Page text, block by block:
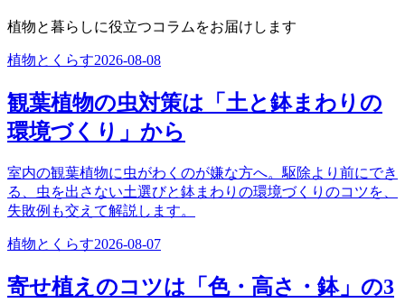
植物と暮らしに役立つコラムをお届けします
植物とくらす2026-08-08
観葉植物の虫対策は「土と鉢まわりの
環境づくり」から
室内の観葉植物に虫がわくのが嫌な方へ。駆除より前にでき
る、虫を出さない土選びと鉢まわりの環境づくりのコツを、
失敗例も交えて解説します。
植物とくらす2026-08-07
寄せ植えのコツは「色・高さ・鉢」の3